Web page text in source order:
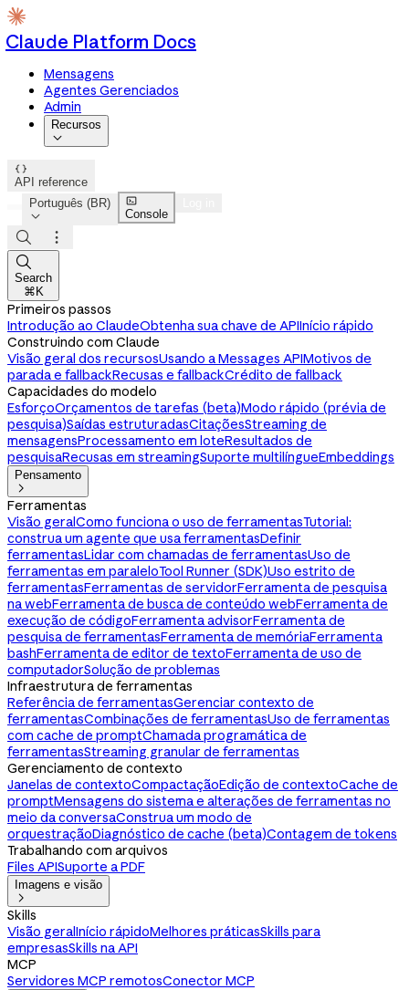
Claude Platform Docs
Mensagens
Agentes Gerenciados
Admin
Recursos


API reference
Português (BR)


Console



Search
⌘K
Primeiros passos
Introdução ao ClaudeObtenha sua chave de APIInício rápido
Construindo com Claude
Visão geral dos recursosUsando a Messages APIMotivos de
parada e fallbackRecusas e fallbackCrédito de fallback
Capacidades do modelo
EsforçoOrçamentos de tarefas (beta)Modo rápido (prévia de
pesquisa)Saídas estruturadasCitaçõesStreaming de
mensagensProcessamento em loteResultados de
pesquisaRecusas em streamingSuporte multilíngueEmbeddings
Pensamento

Ferramentas
Visão geralComo funciona o uso de ferramentasTutorial:
construa um agente que usa ferramentasDefinir
ferramentasLidar com chamadas de ferramentasUso de
ferramentas em paraleloTool Runner (SDK)Uso estrito de
ferramentasFerramentas de servidorFerramenta de pesquisa
na webFerramenta de busca de conteúdo webFerramenta de
execução de códigoFerramenta advisorFerramenta de
pesquisa de ferramentasFerramenta de memóriaFerramenta
bashFerramenta de editor de textoFerramenta de uso de
computadorSolução de problemas
Infraestrutura de ferramentas
Referência de ferramentasGerenciar contexto de
ferramentasCombinações de ferramentasUso de ferramentas
com cache de promptChamada programática de
ferramentasStreaming granular de ferramentas
Gerenciamento de contexto
Janelas de contextoCompactaçãoEdição de contextoCache de
promptMensagens do sistema e alterações de ferramentas no
meio da conversaConstrua um modo de
orquestraçãoDiagnóstico de cache (beta)Contagem de tokens
Trabalhando com arquivos
Files APISuporte a PDF
Imagens e visão

Skills
Visão geralInício rápidoMelhores práticasSkills para
empresasSkills na API
MCP
Servidores MCP remotosConector MCP